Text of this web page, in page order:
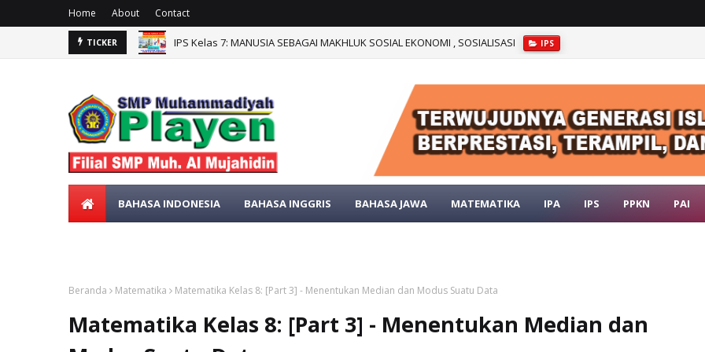
Home About Contact
TICKER IPS Kelas 7: MANUSIA SEBAGAI MAKHLUK SOSIAL EKONOMI , SOSIALISASI IPS
BAHASA INDONESIA BAHASA INGGRIS BAHASA JAWA MATEMATIKA IPA IPS PPKN PAI
Beranda Matematika Matematika Kelas 8: [Part 3] - Menentukan Median dan Modus Suatu Data
Matematika Kelas 8: [Part 3] - Menentukan Median dan